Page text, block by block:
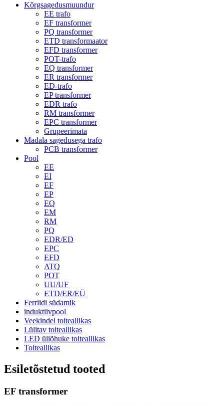
Kõrgsagedusmuundur
EE trafo
EF transformer
PQ transformer
ETD transformaator
EFD transformer
POT-trafo
EQ transformer
ER transformer
ED-trafo
EP transformer
EDR trafo
RM transformer
EPC transformer
Grupeerimata
Madala sagedusega trafo
PCB transformer
Pool
EE
EI
EF
EP
EQ
EM
RM
PQ
EDR/ED
EPC
EFD
ATQ
POT
UU/UF
ETD/ER/EÜ
Ferriidi südamik
induktiivpool
Veekindel toiteallikas
Lülitav toiteallikas
LED üliõhuke toiteallikas
Toiteallikas
Esiletõstetud tooted
EF transformer